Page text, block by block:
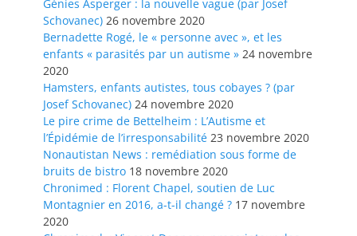
Génies Asperger : la nouvelle vague (par Josef
Schovanec) 26 novembre 2020
Bernadette Rogé, le « personne avec », et les
enfants « parasités par un autisme » 24 novembre
2020
Hamsters, enfants autistes, tous cobayes ? (par
Josef Schovanec) 24 novembre 2020
Le pire crime de Bettelheim : L’Autisme et
l’Épidémie de l’irresponsabilité 23 novembre 2020
Nonautistan News : remédiation sous forme de
bruits de bistro 18 novembre 2020
Chronimed : Florent Chapel, soutien de Luc
Montagnier en 2016, a-t-il changé ? 17 novembre
2020